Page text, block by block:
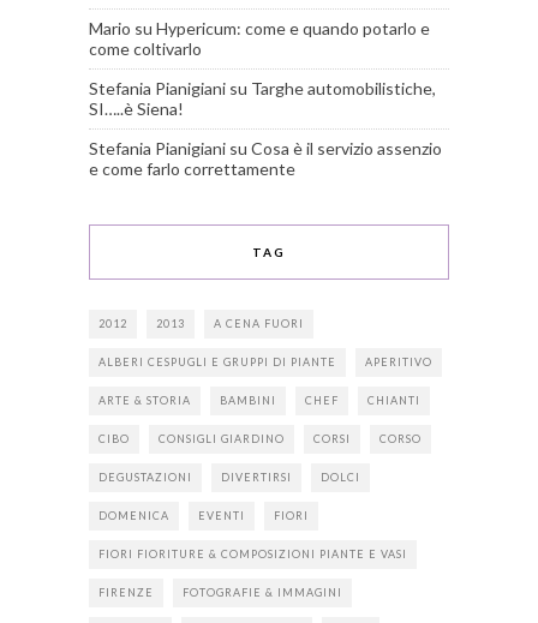
Mario su Hypericum: come e quando potarlo e
come coltivarlo
Stefania Pianigiani su Targhe automobilistiche,
SI…..è Siena!
Stefania Pianigiani su Cosa è il servizio assenzio
e come farlo correttamente
TAG
2012 2013 A CENA FUORI
ALBERI CESPUGLI E GRUPPI DI PIANTE APERITIVO
ARTE & STORIA BAMBINI CHEF CHIANTI
CIBO CONSIGLI GIARDINO CORSI CORSO
DEGUSTAZIONI DIVERTIRSI DOLCI
DOMENICA EVENTI FIORI
FIORI FIORITURE & COMPOSIZIONI PIANTE E VASI
FIRENZE FOTOGRAFIE & IMMAGINI